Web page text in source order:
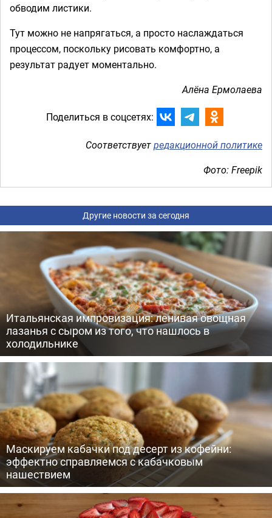
обводим листики.
Тут можно не напрягаться, а просто наслаждаться
процессом, поскольку рисовать комфортно, а
результат радует моментально.
Алёна Ермолаева
Поделиться в соцсетях:
Соответствуетредакционной политике
Фото: Freepik
Другие новости за сегодня
Итальянская импровизация: ленивая овощная
лазанья с сыром из того, что нашлось в
холодильнике
Маскируем кабачки под десерт из кофейни:
эффектно справляемся с кабачковым
нашествием